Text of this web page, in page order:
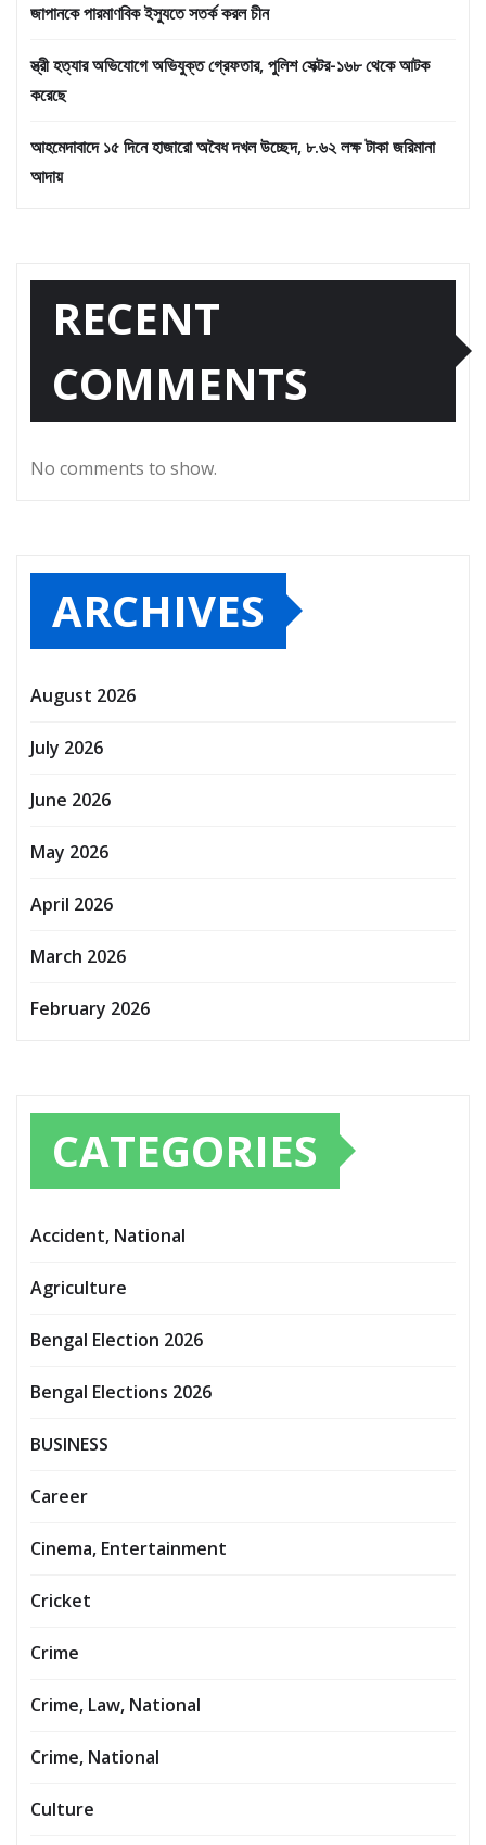
জাপানকে পারমাণবিক ইস্যুতে সতর্ক করল চীন
স্ত্রী হত্যার অভিযোগে অভিযুক্ত গ্রেফতার, পুলিশ সেক্টর-১৬৮ থেকে আটক
করেছে
আহমেদাবাদে ১৫ দিনে হাজারো অবৈধ দখল উচ্ছেদ, ৮.৬২ লক্ষ টাকা জরিমানা
আদায়
RECENT
COMMENTS
No comments to show.
ARCHIVES
August 2026
July 2026
June 2026
May 2026
April 2026
March 2026
February 2026
CATEGORIES
Accident, National
Agriculture
Bengal Election 2026
Bengal Elections 2026
BUSINESS
Career
Cinema, Entertainment
Cricket
Crime
Crime, Law, National
Crime, National
Culture